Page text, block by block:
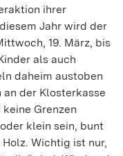
ihrer
Jahr wird der
19. März, bis
als auch
daheim austoben
der Klosterkasse
Grenzen
klein sein, bunt
Wichtig ist nur,